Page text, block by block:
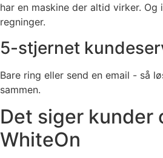
har en maskine der altid virker. Og
regninger.
5-stjernet
Bare ring eller send en email - så
sammen.
Det siger kunder
WhiteOn